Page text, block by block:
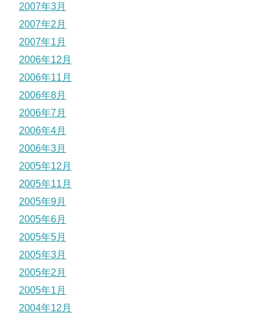
2007年3月
2007年2月
2007年1月
2006年12月
2006年11月
2006年8月
2006年7月
2006年4月
2006年3月
2005年12月
2005年11月
2005年9月
2005年6月
2005年5月
2005年3月
2005年2月
2005年1月
2004年12月